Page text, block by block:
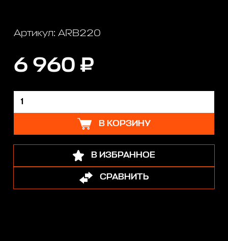
Артикул: ARB220
6 960 ₽
В КОРЗИНУ
В ИЗБРАННОЕ
СРАВНИТЬ